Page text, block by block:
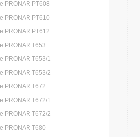
PRONAR PT608
PRONAR PT610
PRONAR PT612
PRONAR T653
PRONAR T653/1
PRONAR T653/2
PRONAR T672
PRONAR T672/1
PRONAR T672/2
PRONAR T680